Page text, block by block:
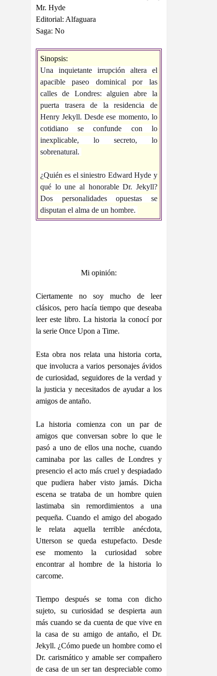
Mr. Hyde
Editorial: Alfaguara
Saga: No
Sinopsis:
Una inquietante irrupción altera el
apacible paseo dominical por las
calles de Londres: alguien abre la
puerta trasera de la residencia de
Henry Jekyll. Desde ese momento, lo
cotidiano se confunde con lo
inexplicable, lo secreto, lo
sobrenatural.
¿Quién es el siniestro Edward Hyde y
qué lo une al honorable Dr. Jekyll?
Dos personalidades opuestas se
disputan el alma de un hombre.
Mi opinión:
Ciertamente no soy mucho de leer
clásicos, pero hacía tiempo que deseaba
leer este libro. La historia la conocí por
la serie Once Upon a Time.
Esta obra nos relata una historia corta,
que involucra a varios personajes ávidos
de curiosidad, seguidores de la verdad y
la justicia y necesitados de ayudar a los
amigos de antaño.
La historia comienza con un par de
amigos que conversan sobre lo que le
pasó a uno de ellos una noche, cuando
caminaba por las calles de Londres y
presencio el acto más cruel y despiadado
que pudiera haber visto jamás. Dicha
escena se trataba de un hombre quien
lastimaba sin remordimientos a una
pequeña. Cuando el amigo del abogado
le relata aquella terrible anécdota,
Utterson se queda estupefacto. Desde
ese momento la curiosidad sobre
encontrar al hombre de la historia lo
carcome.
Tiempo después se toma con dicho
sujeto, su curiosidad se despierta aun
más cuando se da cuenta de que vive en
la casa de su amigo de antaño, el Dr.
Jekyll. ¿Cómo puede un hombre como el
Dr. carismático y amable ser compañero
de casa de un ser tan despreciable como